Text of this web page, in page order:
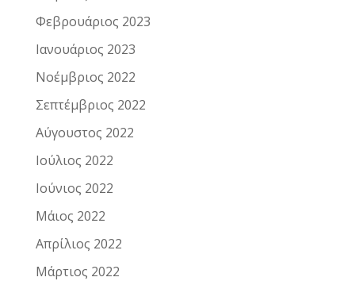
Φεβρουάριος 2023
Ιανουάριος 2023
Νοέμβριος 2022
Σεπτέμβριος 2022
Αύγουστος 2022
Ιούλιος 2022
Ιούνιος 2022
Μάιος 2022
Απρίλιος 2022
Μάρτιος 2022